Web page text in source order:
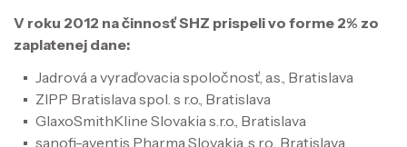
V roku 2012 na činnosť SHZ prispeli vo forme 2% zo
zaplatenej dane:
Jadrová a vyraďovacia spoločnosť, a.s., Bratislava
ZIPP Bratislava spol. s r.o., Bratislava
GlaxoSmithKline Slovakia s.r.o., Bratislava
sanofi-aventis Pharma Slovakia, s.r.o., Bratislava